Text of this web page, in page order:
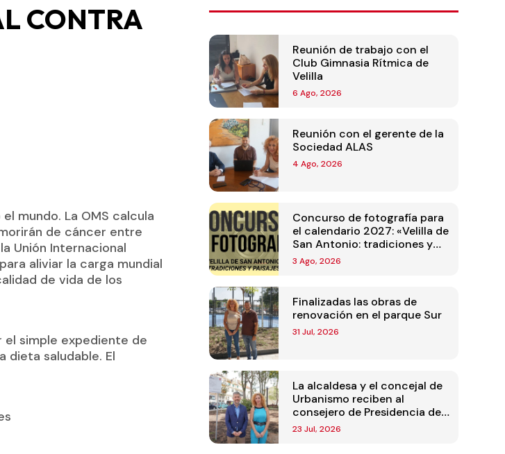
CONTRA
mundo. La OMS calcula
de cáncer entre
Unión Internacional
aliviar la carga mundial
de vida de los
el simple expediente de
dieta saludable. El
Reunión de trabajo con el
Club Gimnasia Rítmica de
Velilla
6 Ago, 2026
Reunión con el gerente de la
Sociedad ALAS
4 Ago, 2026
Concurso de fotografía para
el calendario 2027: «Velilla de
San Antonio: tradiciones y
paisajes»
3 Ago, 2026
Finalizadas las obras de
renovación en el parque Sur
31 Jul, 2026
La alcaldesa y el concejal de
Urbanismo reciben al
consejero de Presidencia de
la Comunidad de Madrid
23 Jul, 2026